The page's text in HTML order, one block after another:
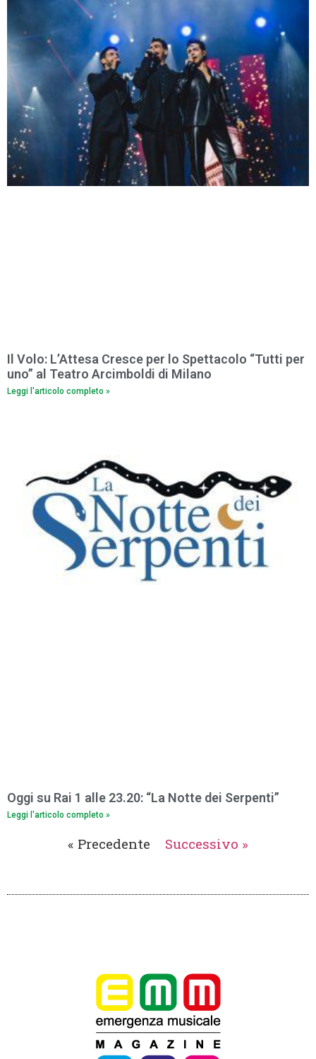
Il Volo: L’Attesa Cresce per lo Spettacolo “Tutti per
uno” al Teatro Arcimboldi di Milano
Leggi l'articolo completo »
Oggi su Rai 1 alle 23.20: “La Notte dei Serpenti”
Leggi l'articolo completo »
« Precedente Successivo »